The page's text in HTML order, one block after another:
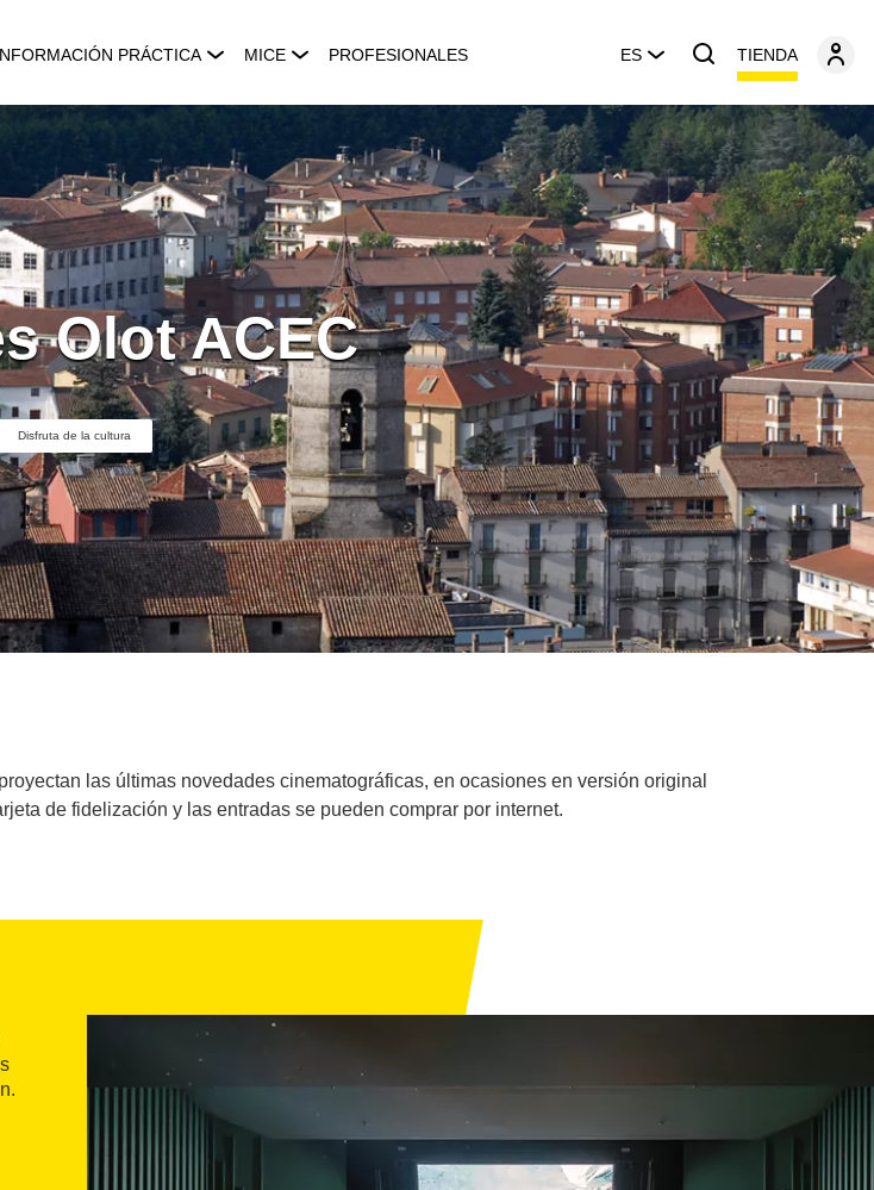
PRÁCTICA MICE PROFESIONALES ES TIENDA
Olot ACEC
Disfruta de la cultura
las últimas novedades cinematográficas, en ocasiones en versión original
de fidelización y las entradas se pueden comprar por internet.